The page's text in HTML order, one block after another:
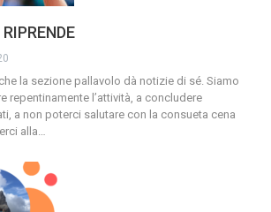
la sezione pallavolo dà notizie di sé. Siamo
repentinamente l’attività, a concludere
a non poterci salutare con la consueta cena
alla…